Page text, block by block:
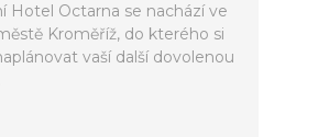
Hotel Octarna se nachází ve
Kroměříž, do kterého si
vaší další dovolenou